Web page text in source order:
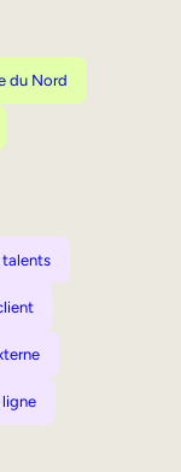
du Nord
talents